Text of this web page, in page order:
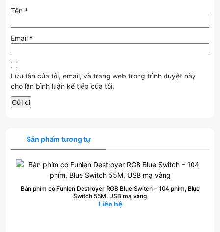
Tên *
Email *
Lưu tên của tôi, email, và trang web trong trình duyệt này
cho lần bình luận kế tiếp của tôi.
Sản phẩm tương tự
Bàn phím cơ Fuhlen Destroyer RGB Blue Switch – 104 phím, Blue
Switch 55M, USB mạ vàng
Liên hệ